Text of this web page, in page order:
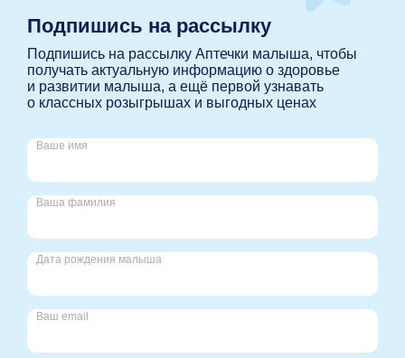
Подпишись на рассылку
Подпишись на рассылку Аптечки малыша, чтобы
получать актуальную информацию о здоровье
и развитии малыша, а ещё первой узнавать
о классных розыгрышах и выгодных ценах
Ваше имя
Ваша фамилия
Дата рождения малыша
Ваш email